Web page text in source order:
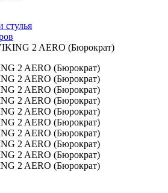
стулья
2 AERO (Бюрократ)